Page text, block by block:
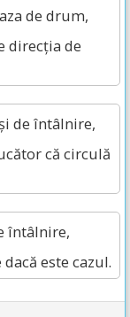
de drum,
direcția de
de întâlnire,
că circulă
întâlnire,
este cazul.